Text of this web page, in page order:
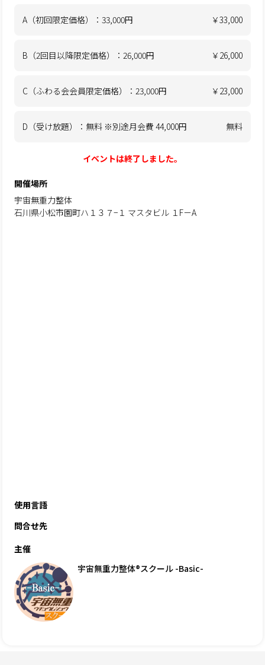
A（初回限定価格）：33,000円 ￥33,000
B（2回目以降限定価格）：26,000円 ￥26,000
C（ふわる会会員限定価格）：23,000円 ￥23,000
D（受け放題）：無料 ※別途月会費 44,000円 無料
イベントは終了しました。
開催場所
宇宙無重力整体
石川県小松市園町ハ１３７−１ マスタビル １F－A
使用言語
問合せ先
主催
宇宙無重力整体®スクール -Basic-